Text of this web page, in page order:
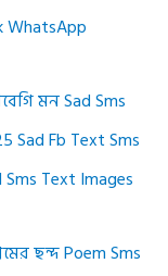
WhatsApp
মন Sad Sms
Sad Fb Text Sms
Text Images
ছন্দ Poem Sms